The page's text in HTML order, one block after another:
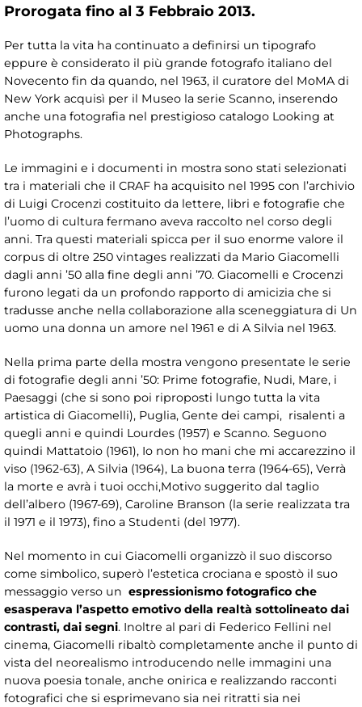
Prorogata fino al 3 Febbraio 2013.
Per tutta la vita ha continuato a definirsi un tipografo
eppure è considerato il più grande fotografo italiano del
Novecento fin da quando, nel 1963, il curatore del MoMA di
New York acquisì per il Museo la serie Scanno, inserendo
anche una fotografia nel prestigioso catalogo Looking at
Photographs.
Le immagini e i documenti in mostra sono stati selezionati
tra i materiali che il CRAF ha acquisito nel 1995 con l’archivio
di Luigi Crocenzi costituito da lettere, libri e fotografie che
l’uomo di cultura fermano aveva raccolto nel corso degli
anni. Tra questi materiali spicca per il suo enorme valore il
corpus di oltre 250 vintages realizzati da Mario Giacomelli
dagli anni ’50 alla fine degli anni ’70. Giacomelli e Crocenzi
furono legati da un profondo rapporto di amicizia che si
tradusse anche nella collaborazione alla sceneggiatura di Un
uomo una donna un amore nel 1961 e di A Silvia nel 1963.
Nella prima parte della mostra vengono presentate le serie
di fotografie degli anni ’50: Prime fotografie, Nudi, Mare, i
Paesaggi (che si sono poi riproposti lungo tutta la vita
artistica di Giacomelli), Puglia, Gente dei campi, risalenti a
quegli anni e quindi Lourdes (1957) e Scanno. Seguono
quindi Mattatoio (1961), Io non ho mani che mi accarezzino il
viso (1962-63), A Silvia (1964), La buona terra (1964-65), Verrà
la morte e avrà i tuoi occhi,Motivo suggerito dal taglio
dell’albero (1967-69), Caroline Branson (la serie realizzata tra
il 1971 e il 1973), fino a Studenti (del 1977).
Nel momento in cui Giacomelli organizzò il suo discorso
come simbolico, superò l’estetica crociana e spostò il suo
messaggio verso un espressionismo fotografico che
esasperava l’aspetto emotivo della realtà sottolineato dai
contrasti, dai segni. Inoltre al pari di Federico Fellini nel
cinema, Giacomelli ribaltò completamente anche il punto di
vista del neorealismo introducendo nelle immagini una
nuova poesia tonale, anche onirica e realizzando racconti
fotografici che si esprimevano sia nei ritratti sia nei